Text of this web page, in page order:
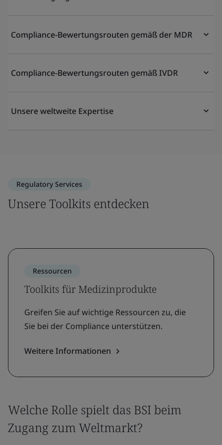
Compliance-Bewertungsrouten gemäß der MDR
Compliance-Bewertungsrouten gemäß IVDR
Unsere weltweite Expertise
Regulatory Services
Unsere Toolkits entdecken
Ressourcen
Toolkits für Medizinprodukte
Greifen Sie auf wichtige Ressourcen zu, die
Sie bei der Compliance unterstützen.
Weitere Informationen
Welche Rolle spielt das BSI beim
Zugang zum Weltmarkt?